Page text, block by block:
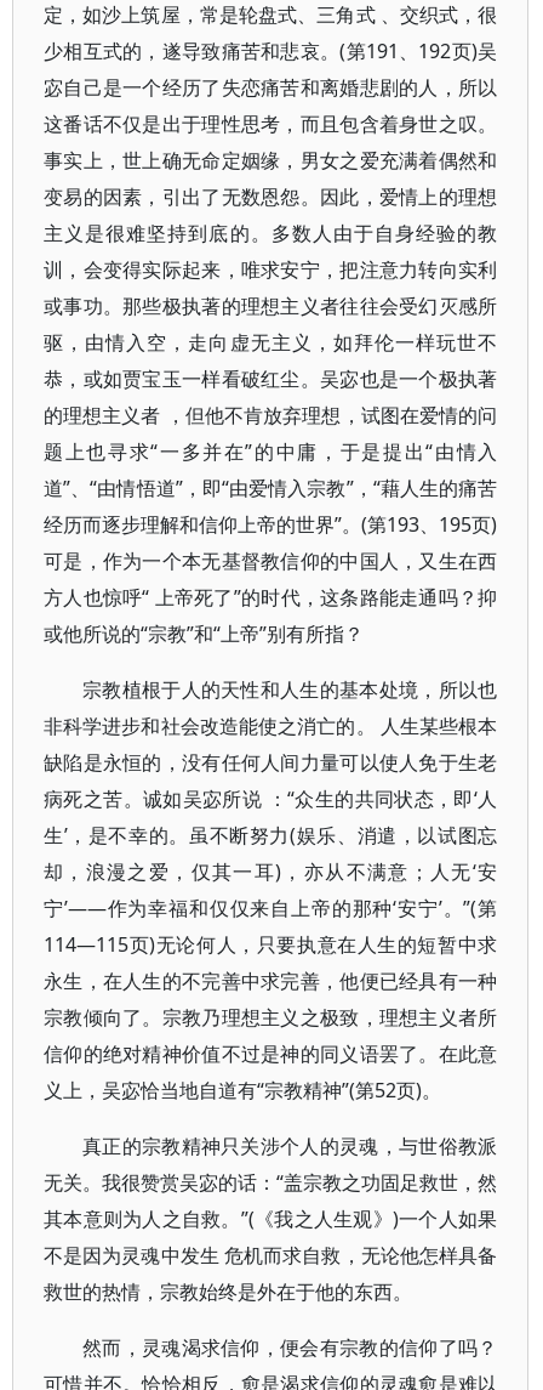
定，如沙上筑屋，常是轮盘式、三角式 、交织式，很
少相互式的，遂导致痛苦和悲哀。(第191、192页)吴
宓自己是一个经历了失恋痛苦和离婚悲剧的人，所以
这番话不仅是出于理性思考，而且包含着身世之叹。
事实上，世上确无命定姻缘，男女之爱充满着偶然和
变易的因素，引出了无数恩怨。因此，爱情上的理想
主义是很难坚持到底的。多数人由于自身经验的教
训，会变得实际起来，唯求安宁，把注意力转向实利
或事功。那些极执著的理想主义者往往会受幻灭感所
驱，由情入空，走向虚无主义，如拜伦一样玩世不
恭，或如贾宝玉一样看破红尘。吴宓也是一个极执著
的理想主义者 ，但他不肯放弃理想，试图在爱情的问
题上也寻求“一多并在”的中庸，于是提出“由情入
道”、“由情悟道”，即“由爱情入宗教”，“藉人生的痛苦
经历而逐步理解和信仰上帝的世界”。(第193、195页)
可是，作为一个本无基督教信仰的中国人，又生在西
方人也惊呼“ 上帝死了”的时代，这条路能走通吗？抑
或他所说的“宗教”和“上帝”别有所指？
宗教植根于人的天性和人生的基本处境，所以也
非科学进步和社会改造能使之消亡的。 人生某些根本
缺陷是永恒的，没有任何人间力量可以使人免于生老
病死之苦。诚如吴宓所说 ：“众生的共同状态，即‘人
生’，是不幸的。虽不断努力(娱乐、消遣，以试图忘
却，浪漫之爱，仅其一耳)，亦从不满意；人无‘安
宁’——作为幸福和仅仅来自上帝的那种‘安宁’。”(第
114—115页)无论何人，只要执意在人生的短暂中求
永生，在人生的不完善中求完善，他便已经具有一种
宗教倾向了。宗教乃理想主义之极致，理想主义者所
信仰的绝对精神价值不过是神的同义语罢了。在此意
义上，吴宓恰当地自道有“宗教精神”(第52页)。
真正的宗教精神只关涉个人的灵魂，与世俗教派
无关。我很赞赏吴宓的话：“盖宗教之功固足救世，然
其本意则为人之自救。”(《我之人生观》)一个人如果
不是因为灵魂中发生 危机而求自救，无论他怎样具备
救世的热情，宗教始终是外在于他的东西。
然而，灵魂渴求信仰，便会有宗教的信仰了吗？
可惜并不。恰恰相反，愈是渴求信仰的灵魂愈是难以